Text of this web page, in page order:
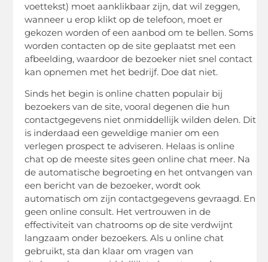
voettekst) moet aanklikbaar zijn, dat wil zeggen,
wanneer u erop klikt op de telefoon, moet er
gekozen worden of een aanbod om te bellen. Soms
worden contacten op de site geplaatst met een
afbeelding, waardoor de bezoeker niet snel contact
kan opnemen met het bedrijf. Doe dat niet.
Sinds het begin is online chatten populair bij
bezoekers van de site, vooral degenen die hun
contactgegevens niet onmiddellijk wilden delen. Dit
is inderdaad een geweldige manier om een ​​
verlegen prospect te adviseren. Helaas is online
chat op de meeste sites geen online chat meer. Na
de automatische begroeting en het ontvangen van
een bericht van de bezoeker, wordt ook
automatisch om zijn contactgegevens gevraagd. En
geen online consult. Het vertrouwen in de
effectiviteit van chatrooms op de site verdwijnt
langzaam onder bezoekers. Als u online chat
gebruikt, sta dan klaar om vragen van